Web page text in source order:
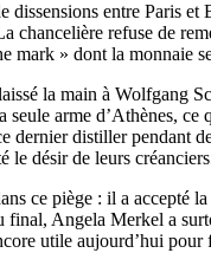
dissensions entre Paris
chancelière refuse de
mark » dont la monnaie
la main à Wolfgang
arme d’Athènes,
dernier distiller pendant
le désir de leurs
ce piège : il a accepté
final, Angela Merkel a
utile aujourd’hui